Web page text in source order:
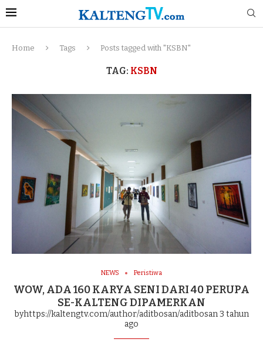
Home Tags Posts tagged with "KSBN"
TAG: KSBN
NEWS Peristiwa
WOW, ADA 160 KARYA SENI DARI 40 PERUPA
SE-KALTENG DIPAMERKAN
byhttps://kaltengtv.com/author/aditbosan/aditbosan3 tahun
ago